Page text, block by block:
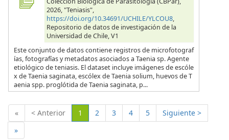
2026, "Teniasis",
https://doi.org/10.34691/UCHILE/YLCOU8,
Repositorio de datos de investigación de la
Universidad de Chile, V1
Este conjunto de datos contiene registros de microfotograf
ías, fotografías y metadatos asociados a Taenia sp. Agente
etiológico de teniasis. El dataset incluye imágenes de escóle
x de Taenia saginata, escólex de Taenia solium, huevos de T
aenia spp. proglótida de Taenia saginata, p...
« < Anterior 1 (Actual)
2 3 4 5
Siguiente >
»